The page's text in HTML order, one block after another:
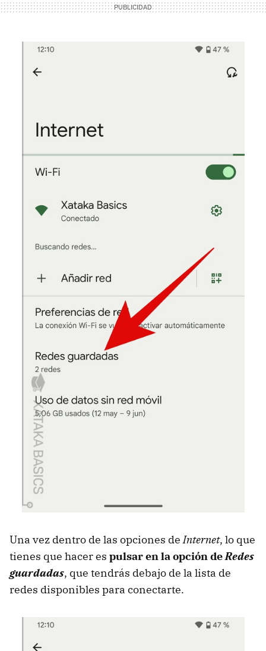
Una vez dentro de las opciones deInternet, lo que
tienes que hacer es pulsar en la opción deRedes
guardadas, que tendrás debajo de la lista de
redes disponibles para conectarte.